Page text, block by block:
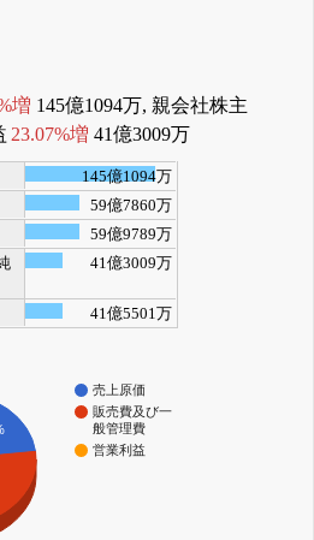
増 145億1094万, 親会社株主
23.07%増 41億3009万
145億1094万
59億7860万
59億9789万
41億3009万
41億5501万
売上原価
販売費及び一
般管理費
営業利益